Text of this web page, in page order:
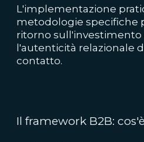
L'implementazione
metodologie specifiche
ritorno
l'autenticità relazionale
contatto.
Il framework B2B: